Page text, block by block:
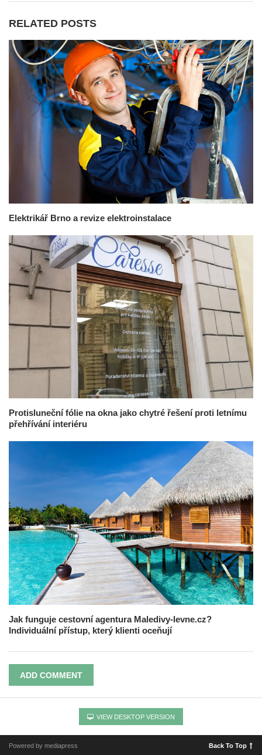
RELATED POSTS
Elektrikář Brno a revize elektroinstalace
Protisluneční fólie na okna jako chytré řešení proti letnímu
přehřívání interiéru
Jak funguje cestovní agentura Maledivy-levne.cz?
Individuální přístup, který klienti oceňují
ADD COMMENT
VIEW DESKTOP VERSION
Powered by mediapress Back To Top